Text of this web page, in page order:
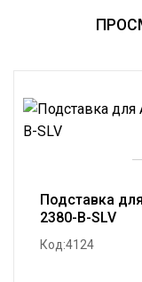
Подставка
2380-B-SLV
Код:4124